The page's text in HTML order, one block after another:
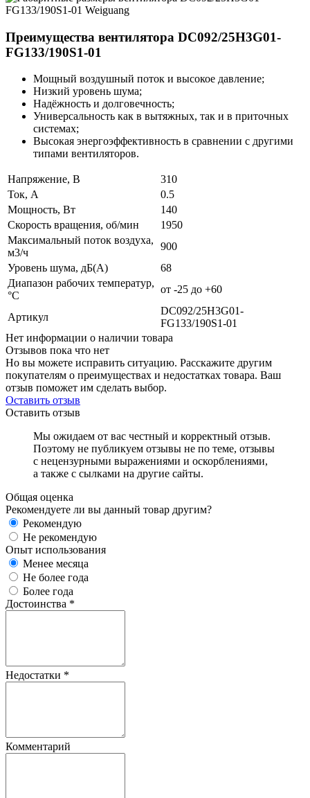
Преимущества вентилятора DC092/25H3G01-
FG133/190S1-01
Мощный воздушный поток и высокое давление;
Низкий уровень шума;
Надёжность и долговечность;
Универсальность как в вытяжных, так и в приточных
системах;
Высокая энергоэффективность в сравнении с другими
типами вентиляторов.
Напряжение, В
310
Ток, А
0.5
Мощность, Вт
140
Скорость вращения, об/мин
1950
Максимальный поток воздуха,
м3/ч
900
Уровень шума, дБ(А)
68
Диапазон рабочих температур,
°C
от -25 до +60
Артикул
DC092/25H3G01-
FG133/190S1-01
Нет информации о наличии товара
Отзывов пока что нет
Но вы можете исправить ситуацию. Расскажите другим
покупателям о преимуществах и недостатках товара. Ваш
отзыв поможет им сделать выбор.
Оставить отзыв
Оставить отзыв
Мы ожидаем от вас честный и корректный отзыв.
Поэтому не публикуем отзывы не по теме, отзывы
с нецензурными выражениями и оскорблениями,
а также с сылками на другие сайты.
Общая оценка
Рекомендуете ли вы данный товар другим?
Рекомендую
Не рекомендую
Опыт использования
Менее месяца
Не более года
Более года
Достоинства *
Недостатки *
Комментарий